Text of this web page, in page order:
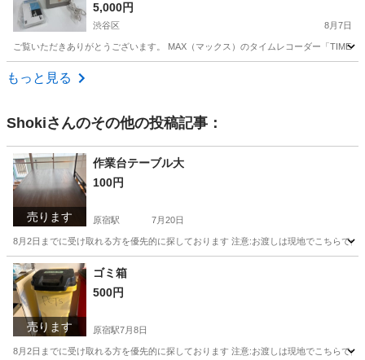
5,000円
渋谷区 8月7日
ご覧いただきありがとうございます。 MAX（マックス）のタイムレコーダー「
東京 渋谷区
もっと見る
Shokiさんのその他の投稿記事：
売ります
作業台テーブル大
100円
原宿駅 7月20日
8月2日までに受け取れる方を優先的に探しております 注意:お渡しは現地でこちらで分
東京 渋谷区 原宿駅
売ります
ゴミ箱
500円
原宿駅7月8日
8月2日までに受け取れる方を優先的に探しております 注意:お渡しは現地でこちらで分